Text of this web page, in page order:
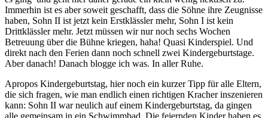
Immerhin ist es aber soweit geschafft, dass die Söhne ihre Zeugnisse
haben, Sohn II ist jetzt kein Erstklässler mehr, Sohn I ist kein
Drittklässler mehr. Jetzt müssen wir nur noch sechs Wochen
Betreuung über die Bühne kriegen, haha! Quasi Kinderspiel. Und
direkt nach den Ferien dann noch schnell zwei Kindergeburtstage.
Aber danach! Danach blogge ich was. In aller Ruhe.
Apropos Kindergeburtstag, hier noch ein kurzer Tipp für alle Eltern,
die sich fragen, wie man endlich einen richtigen Kracher inszenieren
kann: Sohn II war neulich auf einem Kindergeburtstag, da gingen
alle gemeinsam in ein Schwimmbad. Die feiernden Kinder haben es